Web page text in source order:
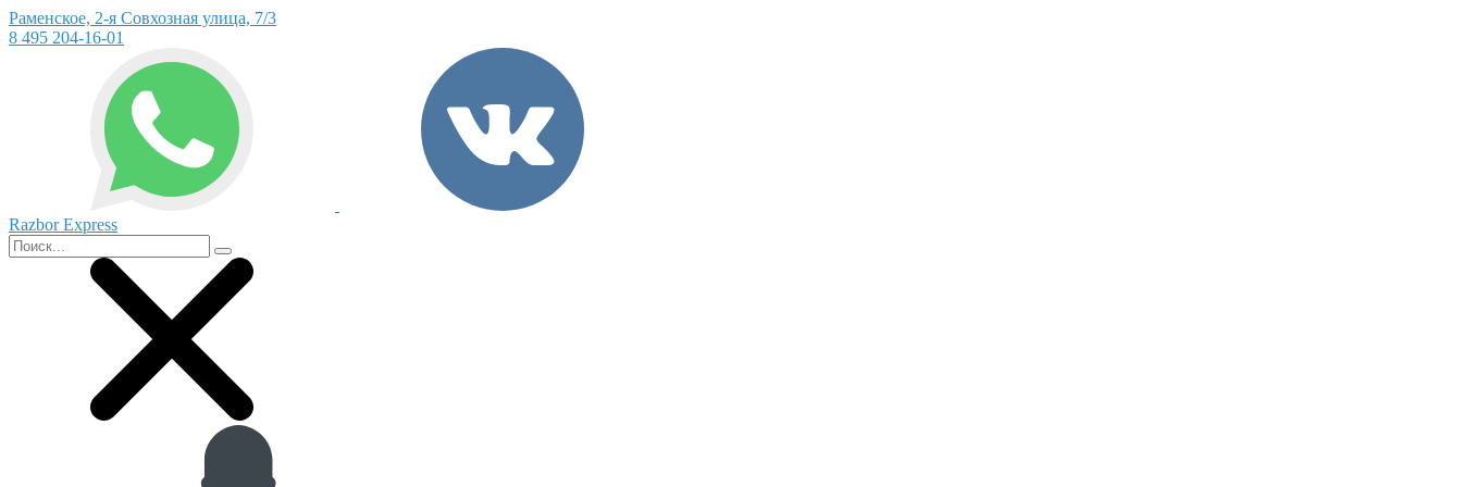
Раменское, 2-я Совхозная улица, 7/3
8 495 204-16-01
Razbor Express